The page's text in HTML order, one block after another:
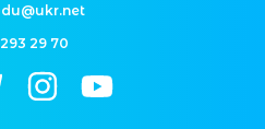
293 29 70